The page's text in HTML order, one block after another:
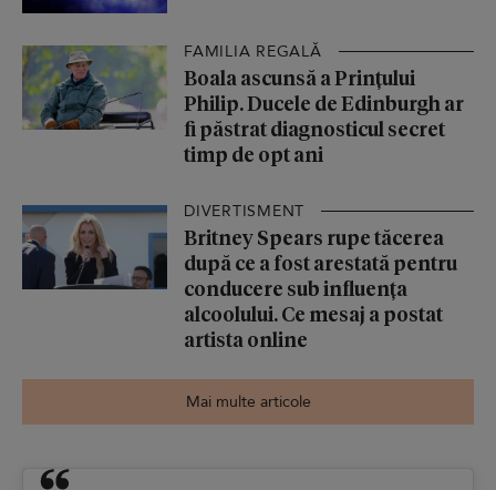
FAMILIA REGALĂ
Boala ascunsă a Prințului
Philip. Ducele de Edinburgh ar
fi păstrat diagnosticul secret
timp de opt ani
DIVERTISMENT
Britney Spears rupe tăcerea
după ce a fost arestată pentru
conducere sub influența
alcoolului. Ce mesaj a postat
artista online
Mai multe articole